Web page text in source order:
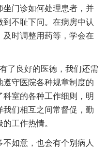
坐门诊如何处理患者，并
不耻下问。在病房中认
时调整用药等，学会在
良好的医德，我们还需
守医院各种规章制度的
室的各种工作细则，明
们相互之间常督促，勤
工作热情。
如意，也会有个别病人